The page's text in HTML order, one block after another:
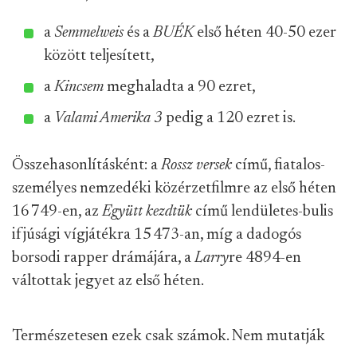
a Semmelweisés aBUÉK első héten 40-50 ezer
között teljesített,
aKincsem meghaladta a 90 ezret,
a Valami Amerika 3 pedig a 120 ezret is.
Összehasonlításként: aRossz versek című, fiatalos-
személyes nemzedéki közérzetfilmre az első héten
16 749-en, az Együtt kezdtük című lendületes-bulis
ifjúsági vígjátékra 15 473-an, míg a dadogós
borsodi rapper drámájára, aLarryre 4894-en
váltottak jegyet az első héten.
Természetesen ezek csak számok. Nem mutatják